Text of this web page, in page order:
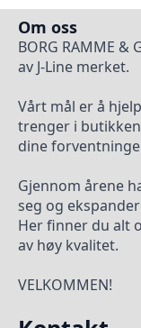
Om oss
BORG RAMME &
av J-Line merket.
Vårt mål er å
trenger i
dine
Gjennom årene
seg og
Her finner du alt
av høy kvalitet.
VELKOMMEN!